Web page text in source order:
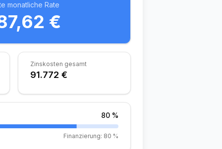
monatliche Rate
€
Zinskosten gesamt
91.772 €
80 %
Finanzierung: 80 %